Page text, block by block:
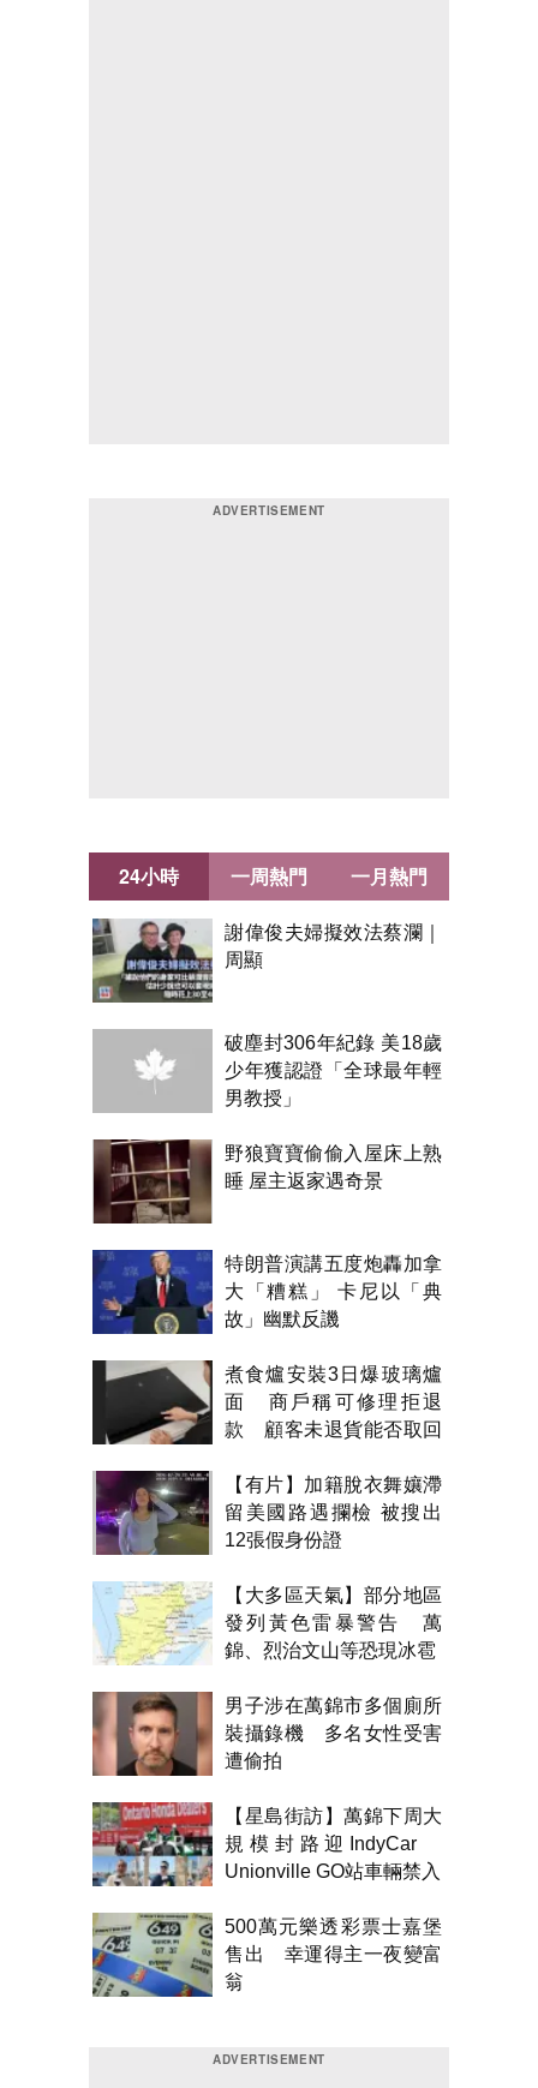
24小時
謝偉俊夫婦擬效法蔡瀾｜
周顯
破塵封306年紀錄 美18歲
少年獲認證「全球最年輕
男教授」
野狼寶寶偷偷入屋床上熟
睡 屋主返家遇奇景
特朗普演講五度炮轟加拿
大「糟糕」 卡尼以「典
故」幽默反譏
煮食爐安裝3日爆玻璃爐
面 商戶稱可修理拒退
款 顧客未退貨能否取回
【有片】加籍脫衣舞孃滯
留美國路遇攔檢 被搜出
12張假身份證
【大多區天氣】部分地區
發列黃色雷暴警告 萬
錦、烈治文山等恐現冰雹
男子涉在萬錦市多個廁所
裝攝錄機 多名女性受害
遭偷拍
【星島街訪】萬錦下周大
規模封路迎IndyCar
Unionville GO站車輛禁入
500萬元樂透彩票士嘉堡
售出 幸運得主一夜變富
翁
一周熱門 一月熱門